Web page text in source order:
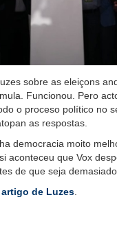
sobre as eleiçons
Funcionou. Pero
o proceso político no
as respostas.
democracia moito
aconteceu que Vox
de que seja
de Luzes.